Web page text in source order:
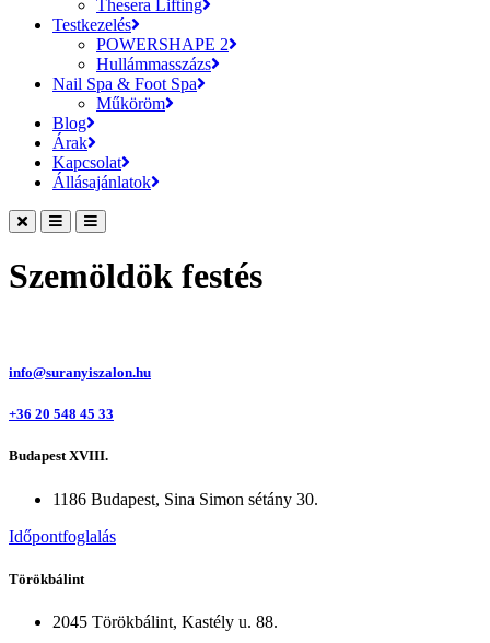
Thesera Lifting
Testkezelés
POWERSHAPE 2
Hullámmasszázs
Nail Spa & Foot Spa
Műköröm
Blog
Árak
Kapcsolat
Állásajánlatok
Szemöldök festés
info@suranyiszalon.hu
+36 20 548 45 33
Budapest XVIII.
1186 Budapest, Sina Simon sétány 30.
Időpontfoglalás
Törökbálint
2045 Törökbálint, Kastély u. 88.